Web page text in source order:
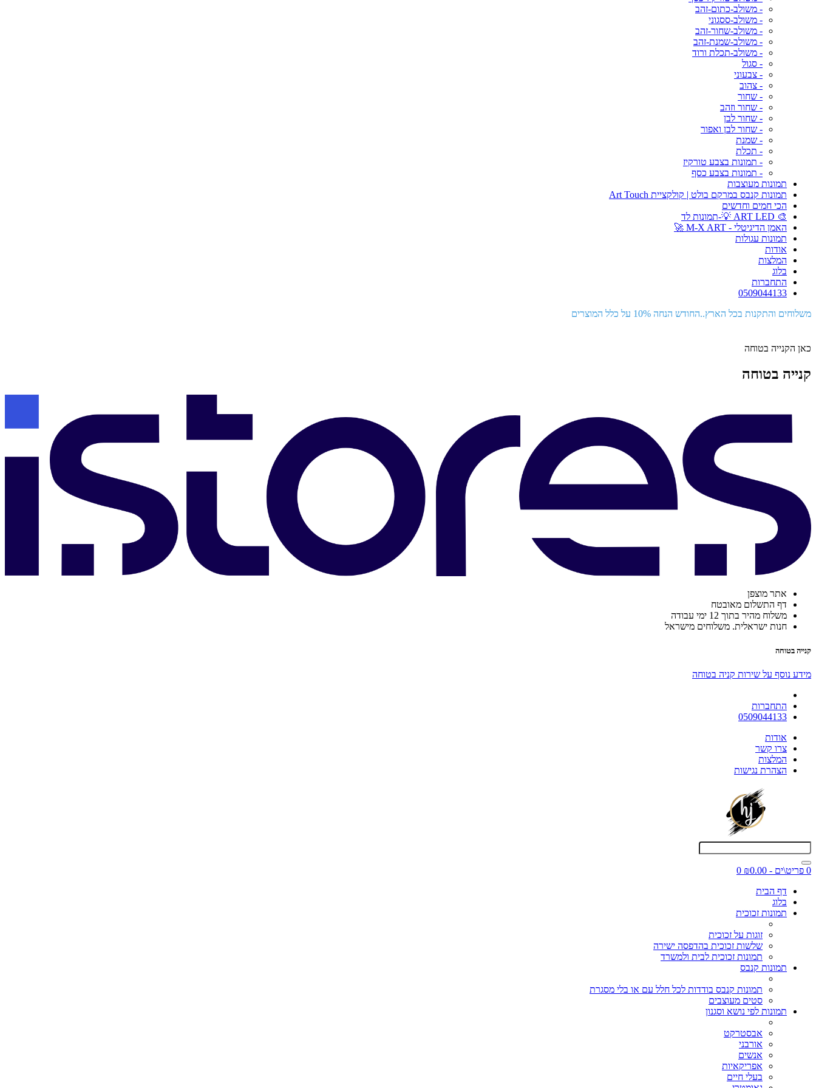
- משולב-כתום-זהב
- משולב-ססגוני
- משולב-שחור-זהב
- משולב-שמנת-זהב
- משולב-תכלת ורוד
- סגול
- צבעוני
- צהוב
- שחור
- שחור וזהב
- שחור לבן
- שחור לבן ואפור
- שמנת
- תכלת
- תמונות בצבע טורקיז
- תמונות בצבע כסף
תמונות מעוצבות
תמונות קנבס במרקם בולט | קולקציית Art Touch
הכי חמים וחדשים
🎨 ART LED 💡-תמונות לד
האמן הדיגיטלי - M-X ART 🚀
תמונות עגולות
אודות
המלצות
בלוג
התחברות
0509044133
משלוחים והתקנות בכל הארץ..החודש הנחה 10% על כלל המוצרים
כאן הקנייה בטוחה
קנייה בטוחה
אתר מוצפן
דף התשלום מאובטח
משלוח מהיר בתוך 12 ימי עבודה
חנות ישראלית. משלוחים מישראל
קנייה בטוחה
מידע נוסף על שירות קניה בטוחה
התחברות
0509044133
אודות
צרו קשר
המלצות
הצהרת נגישות
0 פריט\ים - ₪0.00
0
דף הבית
בלוג
תמונות זכוכית
זוגות על זכוכית
שלשות זכוכית בהדפסה ישירה
תמונות זכוכית לבית ולמשרד
תמונות קנבס
תמונות קנבס בודדות לכל חלל עם או בלי מסגרת
סטים מעוצבים
תמונות לפי נושא וסגנון
אבסטרקט
אורבני
אנשים
אפריקאיות
בעלי חיים